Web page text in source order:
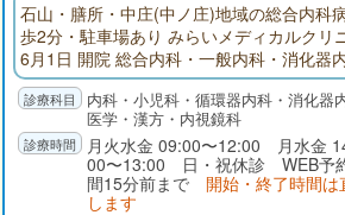
石山・膳所・中庄(中ノ庄)地域の総合内科
歩2分・駐車場あり みらいメディカルクリ
6月1日 開院 総合内科・一般内科・消化器
児科 (内科に関するご病気は当院へ受診く
ラ・大腸カメラ) クリニックにおいて大腸
病院はとても少ない状況です。 超音波検査
お腹の検査がすぐに出来ます)
内科・小児科・循環器内科・消化器
医学・漢方・内視鏡科
月火水金 09:00〜12:00 月水金
00〜13:00 日・祝休診 WEB予
間15分前まで 開始・終了時間
します